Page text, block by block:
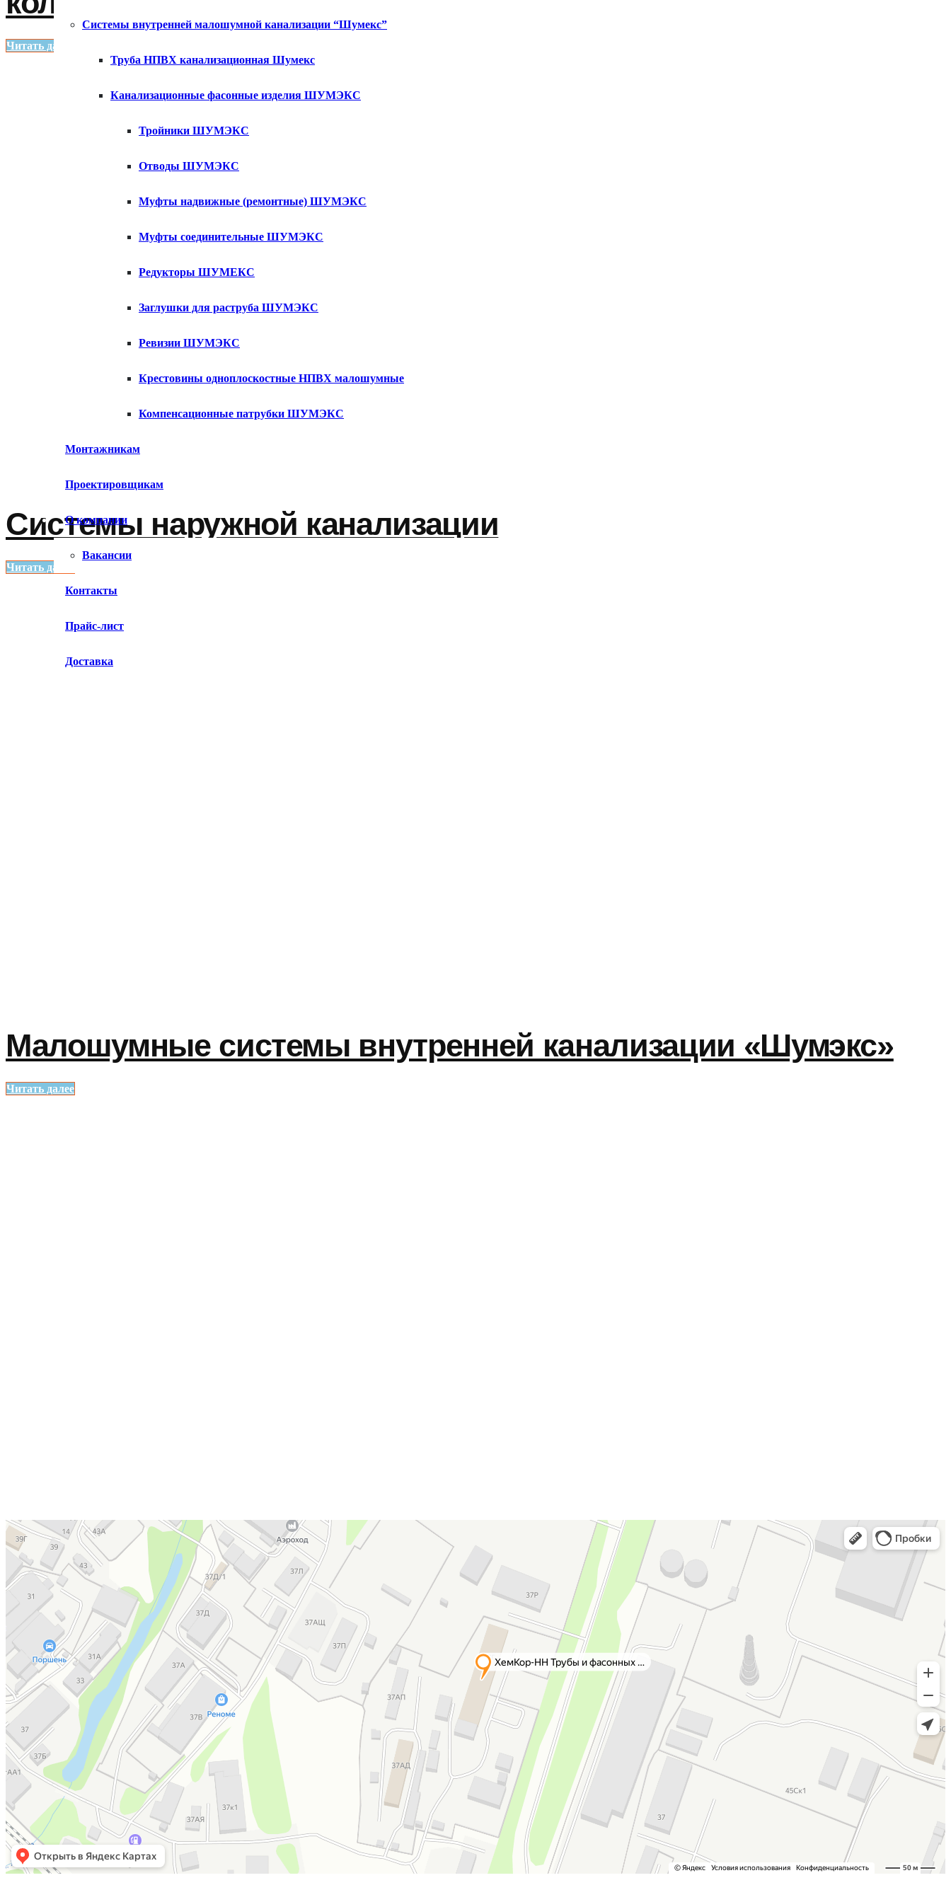
Системы внутренней малошумной канализации “Шумекс”
Труба НПВХ канализационная Шумекс
Канализационные фасонные изделия ШУМЭКС
Тройники ШУМЭКС
Отводы ШУМЭКС
Муфты надвижные (ремонтные) ШУМЭКС
Муфты соединительные ШУМЭКС
Редукторы ШУМЕКС
Заглушки для раструба ШУМЭКС
Ревизии ШУМЭКС
Крестовины одноплоскостные НПВХ малошумные
Компенсационные патрубки ШУМЭКС
Монтажникам
Проектировщикам
О компании
Вакансии
Контакты
Прайс-лист
Доставка
Читать далее
Системы наружной канализации
Читать далее
Малошумные системы внутренней канализации «Шумэкс»
Читать далее